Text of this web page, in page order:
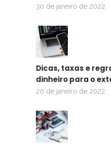
30 de janeiro de 2022
Dicas, taxas e
dinheiro para o
20 de janeiro de 2022